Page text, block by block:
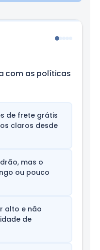
com as políticas
de frete grátis
claros desde
mas o
ou pouco
alto e não
de